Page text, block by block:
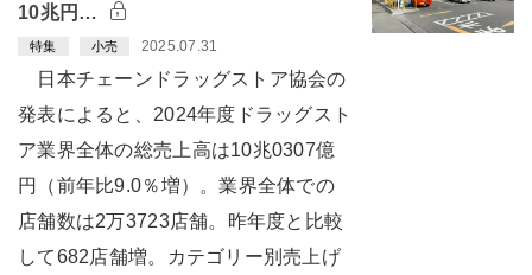
10兆円…
特集 小売 2025.07.31
日本チェーンドラッグストア協会の
発表によると、2024年度ドラッグスト
ア業界全体の総売上高は10兆0307億
円（前年比9.0％増）。業界全体での
店舗数は2万3723店舗。昨年度と比較
して682店舗増。カテゴリー別売上げ